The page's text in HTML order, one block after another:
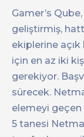
Gamer’s
geliştirmiş,
ekiplerine
için en az iki
gerekiyor.
sürecek.
elemeyi geçen
5 tanesi